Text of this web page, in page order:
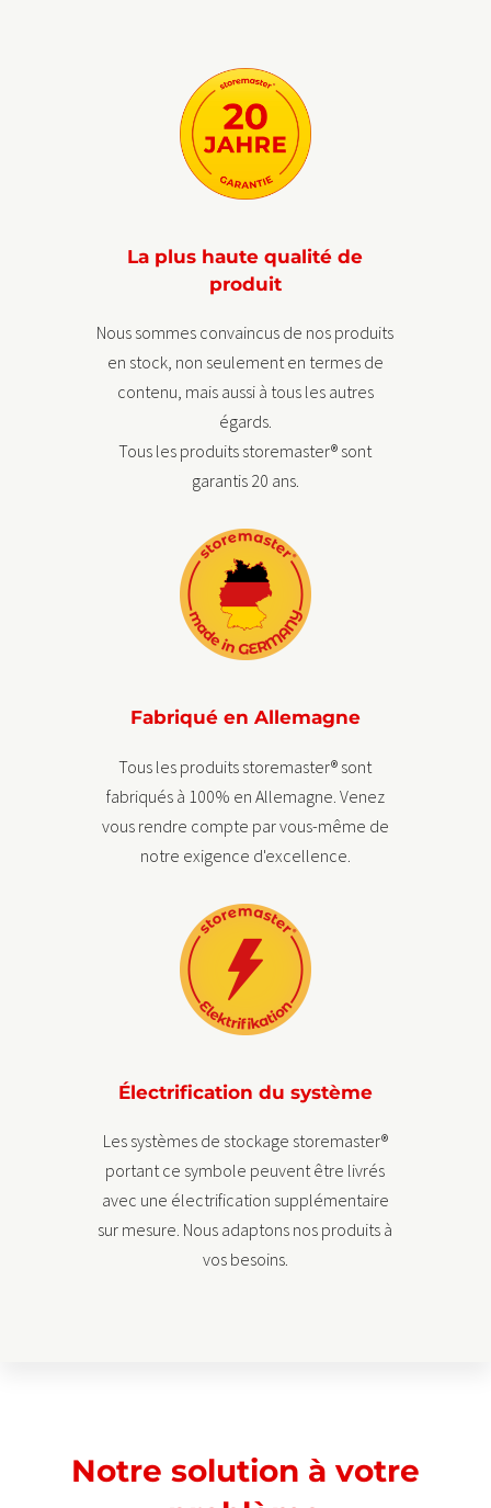
La plus haute qualité de
produit
Nous sommes convaincus de nos produits
en stock, non seulement en termes de
contenu, mais aussi à tous les autres
égards.
Tous les produits storemaster® sont
garantis 20 ans.
Fabriqué en Allemagne
Tous les produits storemaster® sont
fabriqués à 100% en Allemagne. Venez
vous rendre compte par vous-même de
notre exigence d'excellence.
Électrification du système
Les systèmes de stockage storemaster®
portant ce symbole peuvent être livrés
avec une électrification supplémentaire
sur mesure. Nous adaptons nos produits à
vos besoins.
Notre solution à votre